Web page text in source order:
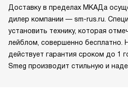
Доставку в пределах МКАДа
дилер компании — sm-rus.ru.
установить технику, которая
лейблом, совершенно бесплатно.
действует гарантия сроком до 1
Smeg производит стильную и